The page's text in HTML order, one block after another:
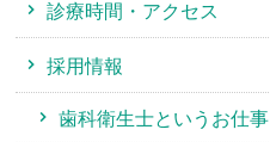
診療時間・アクセス
採用情報
歯科衛生士というお仕事